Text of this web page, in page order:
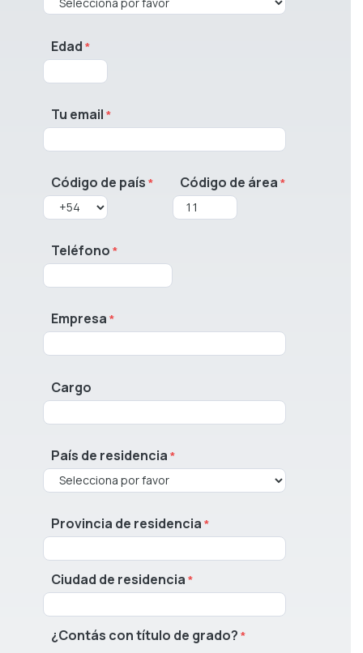
Edad
Tu email
Código de país Código de área
Teléfono
Empresa
Cargo
País de residencia
Provincia de residencia
Ciudad de residencia
¿Contás con título de grado?